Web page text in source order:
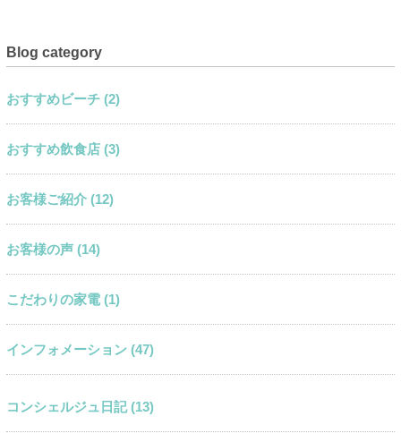
Blog category
おすすめビーチ (2)
おすすめ飲食店 (3)
お客様ご紹介 (12)
お客様の声 (14)
こだわりの家電 (1)
インフォメーション (47)
コンシェルジュ日記 (13)